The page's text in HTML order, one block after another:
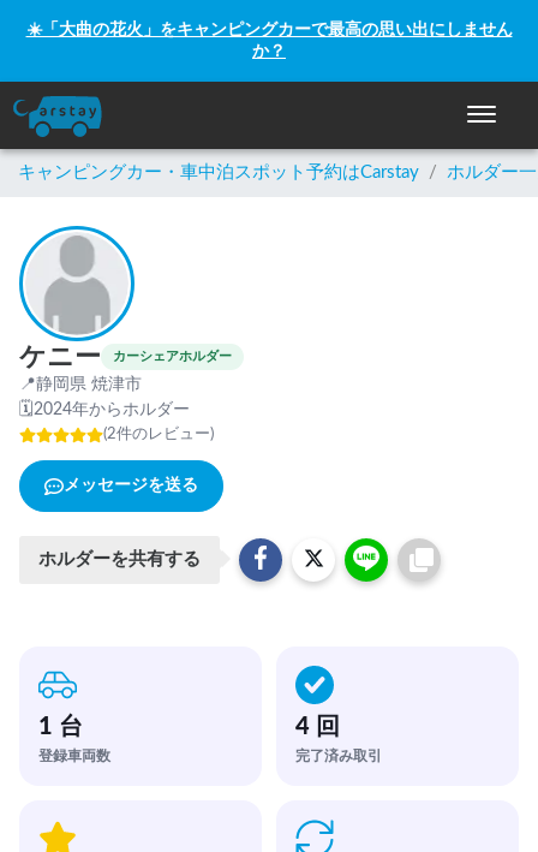
☀️「大曲の花火」をキャンピングカーで最高の思い出にしません
か？
ナビゲ
キャンピングカー・車中泊スポット予約はCarstay / ホルダー
ケニー カーシェアホルダー
📍静岡県 焼津市
🗓2024年からホルダー
(2件のレビュー)
メッセージを送る
ホルダーを共有する
1 台
登録車両数
4 回
完了済み取引